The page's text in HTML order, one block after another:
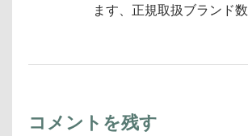
ます、正規取扱ブランド数
コメントを残す